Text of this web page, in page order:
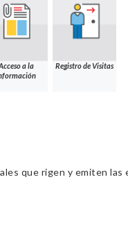
a la
Registro de Visitas
que rigen y emiten las